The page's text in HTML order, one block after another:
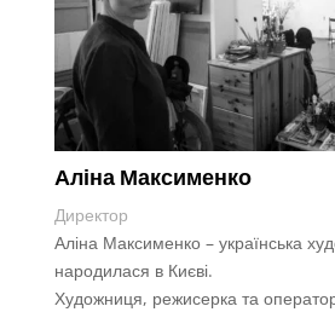
Аліна Максименко
Директор
Аліна Максименко – українська
народилася в Києві.
Художниця, режисерка та